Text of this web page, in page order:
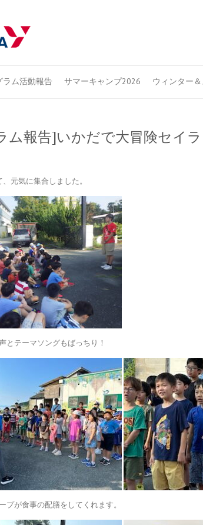
ラム活動報告 サマーキャンプ2026 ウィンター
ム報告]いかだで大冒険セイラ
元気に集合しました。
とテーマソングもばっちり！
プが食事の配膳をしてくれます。